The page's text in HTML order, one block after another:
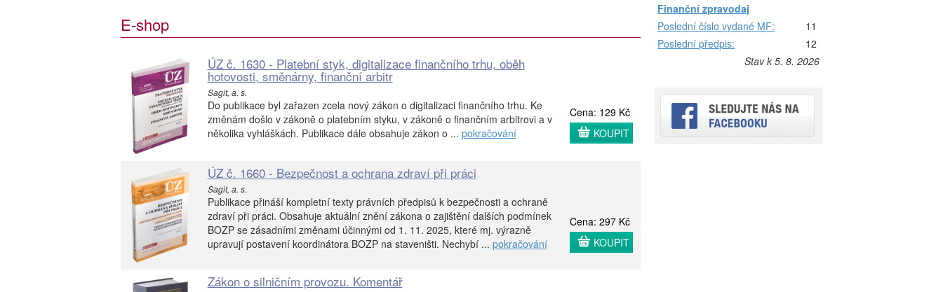
E-shop
ÚZ č. 1630 - Platební styk, digitalizace finančního trhu, oběh
hotovosti, směnárny, finanční arbitr
Sagit, a. s.
Do publikace byl zařazen zcela nový zákon o digitalizaci finančního trhu. Ke
změnám došlo v zákoně o platebním styku, v zákoně o finančním arbitrovi a v
několika vyhláškách. Publikace dále obsahuje zákon o ... pokračování
Cena: 129 Kč
KOUPIT
ÚZ č. 1660 - Bezpečnost a ochrana zdraví při práci
Sagit, a. s.
Publikace přináší kompletní texty právních předpisů k bezpečnosti a ochraně
zdraví při práci. Obsahuje aktuální znění zákona o zajištění dalších podmínek
BOZP se zásadními změnami účinnými od 1. 11. 2025, které mj. výrazně
upravují postavení koordinátora BOZP na staveništi. Nechybí ... pokračování
Cena: 297 Kč
KOUPIT
Zákon o silničním provozu. Komentář
Finanční zpravodaj
Poslední číslo vydané MF:
11
Poslední předpis:
12
Stav k 5. 8. 2026